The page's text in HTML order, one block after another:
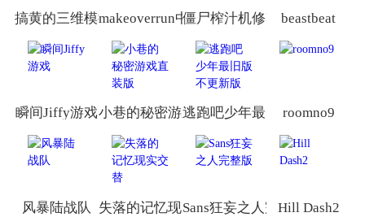
搞黄的三维模拟器最新版
makeoverrun中文版僵尸榨汁机修改版beastbeat
瞬间Jiffy游戏小巷的秘密游戏直装版逃跑吧少年最旧版不更新版
roomno9
风暴陆战队 失落的记忆现实交替Sans狂妄之人完整版Hill Dash2